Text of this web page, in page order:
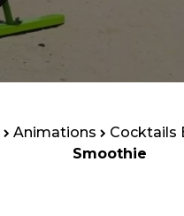
Animations Cocktails
Smoothie